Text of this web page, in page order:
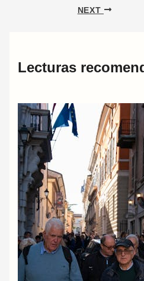
NEXT
Lecturas